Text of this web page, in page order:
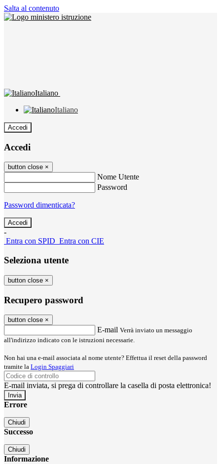
Salta al contenuto
Italiano
Italiano
Accedi
Accedi
button close ×
Nome Utente
Password
Password dimenticata?
-
Entra con SPID Entra con CIE
Seleziona utente
button close ×
Recupero password
button close ×
E-mail Verrà inviato un messaggio
all'indirizzo indicato con le istruzioni necessarie.
Non hai una e-mail associata al nome utente? Effettua il reset della password
tramite la Login Spaggiari
E-mail inviata, si prega di controllare la casella di posta elettronica!
Errore
Chiudi
Successo
Chiudi
Informazione